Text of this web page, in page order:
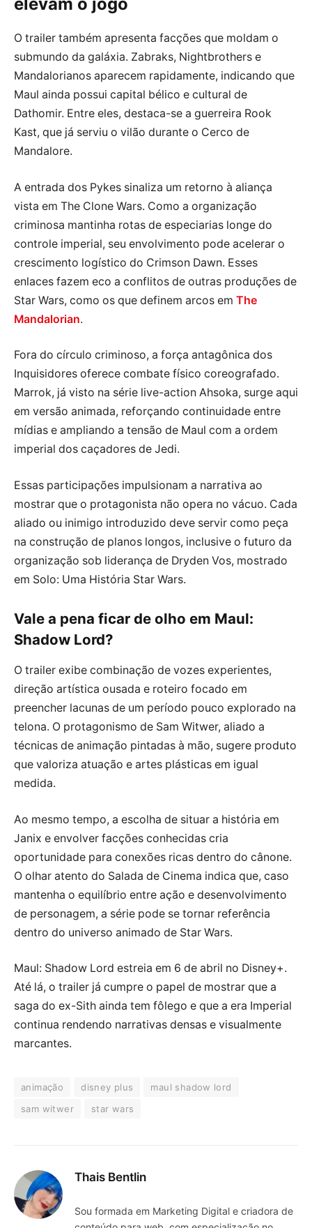
elevam o jogo
O trailer também apresenta facções que moldam o
submundo da galáxia. Zabraks, Nightbrothers e
Mandalorianos aparecem rapidamente, indicando que
Maul ainda possui capital bélico e cultural de
Dathomir. Entre eles, destaca-se a guerreira Rook
Kast, que já serviu o vilão durante o Cerco de
Mandalore.
A entrada dos Pykes sinaliza um retorno à aliança
vista em The Clone Wars. Como a organização
criminosa mantinha rotas de especiarias longe do
controle imperial, seu envolvimento pode acelerar o
crescimento logístico do Crimson Dawn. Esses
enlaces fazem eco a conflitos de outras produções de
Star Wars, como os que definem arcos em The
Mandalorian.
Fora do círculo criminoso, a força antagônica dos
Inquisidores oferece combate físico coreografado.
Marrok, já visto na série live-action Ahsoka, surge aqui
em versão animada, reforçando continuidade entre
mídias e ampliando a tensão de Maul com a ordem
imperial dos caçadores de Jedi.
Essas participações impulsionam a narrativa ao
mostrar que o protagonista não opera no vácuo. Cada
aliado ou inimigo introduzido deve servir como peça
na construção de planos longos, inclusive o futuro da
organização sob liderança de Dryden Vos, mostrado
em Solo: Uma História Star Wars.
Vale a pena ficar de olho em Maul:
Shadow Lord?
O trailer exibe combinação de vozes experientes,
direção artística ousada e roteiro focado em
preencher lacunas de um período pouco explorado na
telona. O protagonismo de Sam Witwer, aliado a
técnicas de animação pintadas à mão, sugere produto
que valoriza atuação e artes plásticas em igual
medida.
Ao mesmo tempo, a escolha de situar a história em
Janix e envolver facções conhecidas cria
oportunidade para conexões ricas dentro do cânone.
O olhar atento do Salada de Cinema indica que, caso
mantenha o equilíbrio entre ação e desenvolvimento
de personagem, a série pode se tornar referência
dentro do universo animado de Star Wars.
Maul: Shadow Lord estreia em 6 de abril no Disney+.
Até lá, o trailer já cumpre o papel de mostrar que a
saga do ex-Sith ainda tem fôlego e que a era Imperial
continua rendendo narrativas densas e visualmente
marcantes.
animação disney plus
maul shadow lord
sam witwer
star wars
Thais Bentlin
Sou formada em Marketing Digital e criadora de